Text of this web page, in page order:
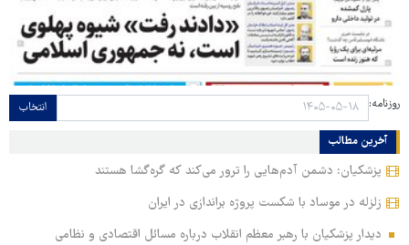
روزنامه: انتخاب
آخرین مطالب
پزشکیان: دشمن آدم‌هایی را ترور می‌کند که گره‌گشا هستند
زلزله در موساد با شکست پروژه براندازی در ایران
دیدار پزشکیان با رهبر معظم انقلاب درباره مسائل اقتصادی و نظامی